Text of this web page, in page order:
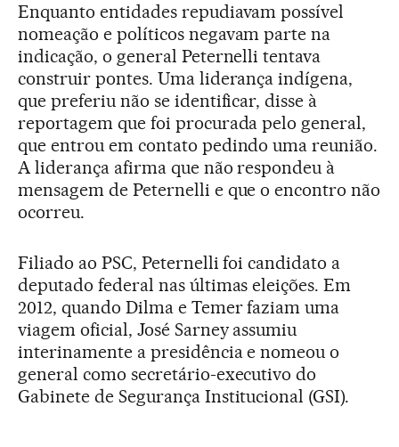
Enquanto entidades repudiavam possível
nomeação e políticos negavam parte na
indicação, o general Peternelli tentava
construir pontes. Uma liderança indígena,
que preferiu não se identificar, disse à
reportagem que foi procurada pelo general,
que entrou em contato pedindo uma reunião.
A liderança afirma que não respondeu à
mensagem de Peternelli e que o encontro não
ocorreu.
Filiado ao PSC, Peternelli foi candidato a
deputado federal nas últimas eleições. Em
2012, quando Dilma e Temer faziam uma
viagem oficial, José Sarney assumiu
interinamente a presidência e nomeou o
general como secretário-executivo do
Gabinete de Segurança Institucional (GSI).